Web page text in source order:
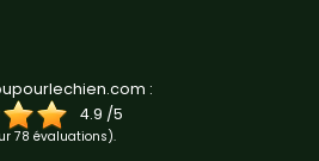
:
4.9 /5
78 évaluations).